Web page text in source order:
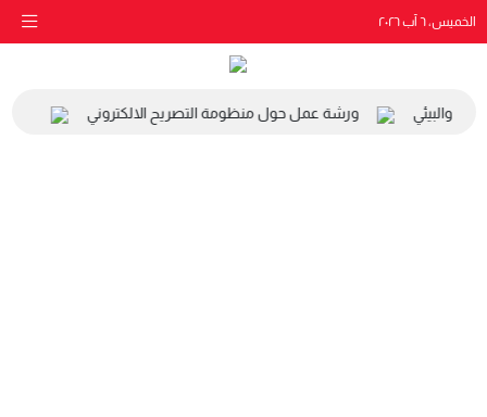
الخميس، ٦ آب ٢٠٢٦
والبيئي ورشة عمل حول منظومة التصريح الالكتروني